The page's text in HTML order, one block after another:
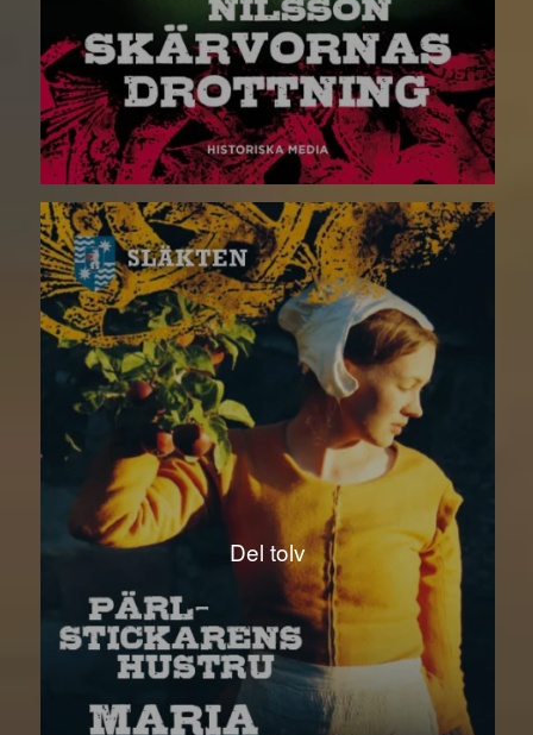
Del tolv